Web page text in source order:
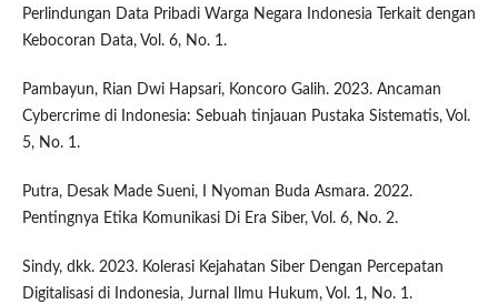
Perlindungan Data Pribadi Warga Negara Indonesia Terkait dengan
Kebocoran Data, Vol. 6, No. 1.
Pambayun, Rian Dwi Hapsari, Koncoro Galih. 2023. Ancaman
Cybercrime di Indonesia: Sebuah tinjauan Pustaka Sistematis, Vol.
5, No. 1.
Putra, Desak Made Sueni, I Nyoman Buda Asmara. 2022.
Pentingnya Etika Komunikasi Di Era Siber, Vol. 6, No. 2.
Sindy, dkk. 2023. Kolerasi Kejahatan Siber Dengan Percepatan
Digitalisasi di Indonesia, Jurnal Ilmu Hukum, Vol. 1, No. 1.